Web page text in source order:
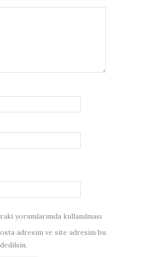
yorumlarımda kullanılması
adresim ve site adresim bu